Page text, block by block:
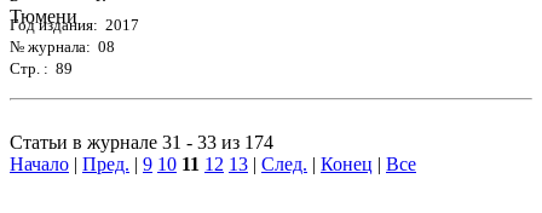
Год издания: 2017
№ журнала: 08
Стр. : 89
Статьи в журнале 31 - 33 из 174
Начало | Пред. | 9 10 11 12 13 | След. | Конец | Все